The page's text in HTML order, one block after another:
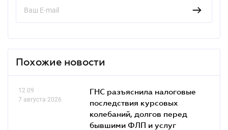
Похожие новости
12.09
7 августа 2026
ГНС разъяснила налоговые
последствия курсовых
колебаний, долгов перед
бывшими ФЛП и услуг